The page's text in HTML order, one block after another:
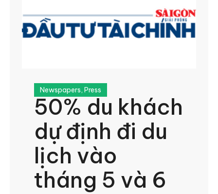
Newspapers, Press
50% du khách
dự định đi du
lịch vào
tháng 5 và 6